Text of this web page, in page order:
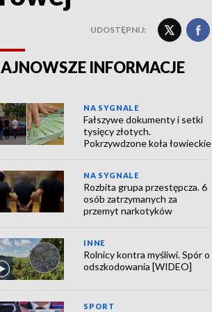
UDOSTĘPNIJ:
INFORMACJE
NA SYGNALE
Fałszywe dokumenty i setki
tysięcy złotych.
Pokrzywdzone koła łowieckie
NA SYGNALE
Rozbita grupa przestępcza. 6
osób zatrzymanych za
przemyt narkotyków
INNE
Rolnicy kontra myśliwi. Spór o
odszkodowania [WIDEO]
SPORT